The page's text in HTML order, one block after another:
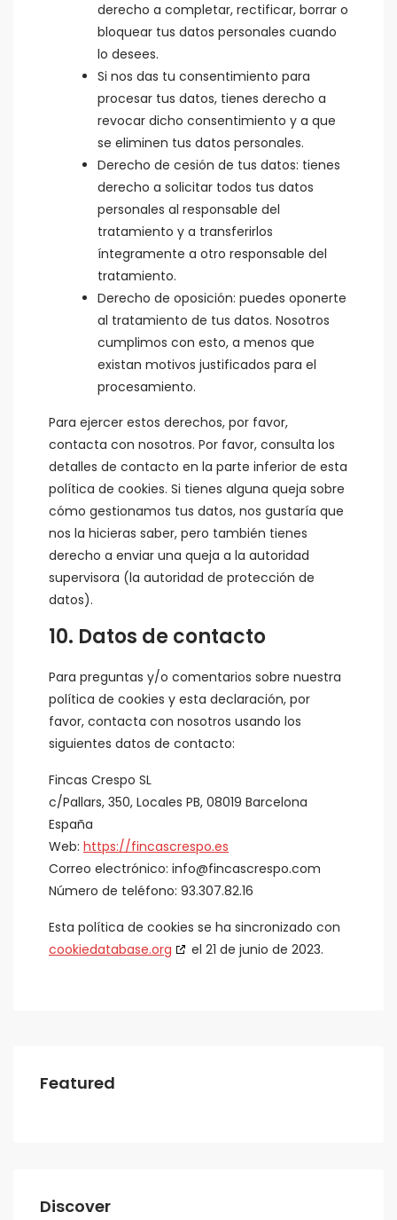
derecho a completar, rectificar, borrar o
bloquear tus datos personales cuando
lo desees.
Si nos das tu consentimiento para
procesar tus datos, tienes derecho a
revocar dicho consentimiento y a que
se eliminen tus datos personales.
Derecho de cesión de tus datos: tienes
derecho a solicitar todos tus datos
personales al responsable del
tratamiento y a transferirlos
íntegramente a otro responsable del
tratamiento.
Derecho de oposición: puedes oponerte
al tratamiento de tus datos. Nosotros
cumplimos con esto, a menos que
existan motivos justificados para el
procesamiento.
Para ejercer estos derechos, por favor,
contacta con nosotros. Por favor, consulta los
detalles de contacto en la parte inferior de esta
política de cookies. Si tienes alguna queja sobre
cómo gestionamos tus datos, nos gustaría que
nos la hicieras saber, pero también tienes
derecho a enviar una queja a la autoridad
supervisora (la autoridad de protección de
datos).
10. Datos de contacto
Para preguntas y/o comentarios sobre nuestra
política de cookies y esta declaración, por
favor, contacta con nosotros usando los
siguientes datos de contacto:
Fincas Crespo SL
c/Pallars, 350, Locales PB, 08019 Barcelona
España
Web: https://fincascrespo.es
Correo electrónico: info@fincascrespo.com
Número de teléfono: 93.307.82.16
Esta política de cookies se ha sincronizado con
cookiedatabase.org
el 21 de junio de 2023.
Featured
Discover